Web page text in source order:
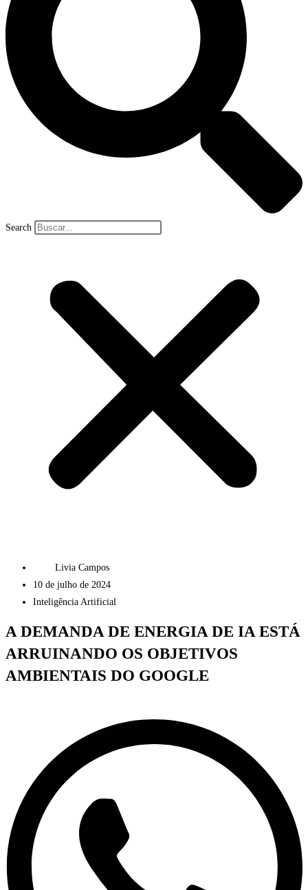
Search
Livia Campos
10 de julho de 2024
Inteligência Artificial
A DEMANDA DE ENERGIA DE IA ESTÁ
ARRUINANDO OS OBJETIVOS
AMBIENTAIS DO GOOGLE